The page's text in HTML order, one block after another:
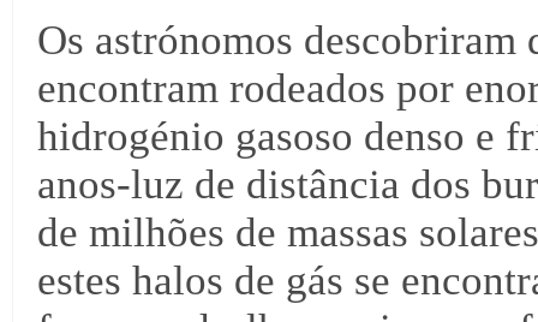
Os astrónomos descobriram
encontram rodeados por
hidrogénio gasoso denso e
anos-luz de distância dos
de milhões de massas
estes halos de gás se